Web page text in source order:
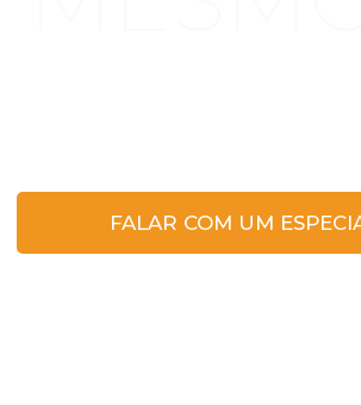
FALAR COM UM